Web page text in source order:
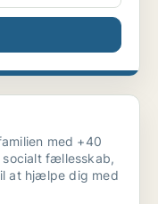
med +40
socialt fællesskab,
at hjælpe dig med